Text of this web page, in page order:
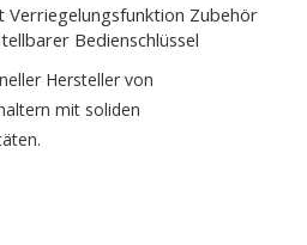
Verriegelungsfunktion Zubehör
Bedienschlüssel
Hersteller von
mit soliden